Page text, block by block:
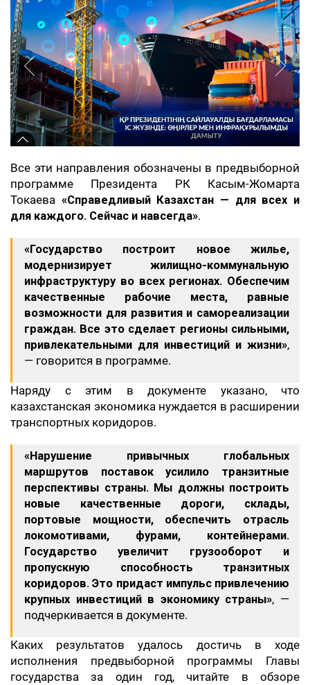
Все эти направления обозначены в предвыборной
программе Президента РК Касым-Жомарта
Токаева «Справедливый Казахстан — для всех и
для каждого. Сейчас и навсегда».
«Государство построит новое жилье,
модернизирует жилищно-коммунальную
инфраструктуру во всех регионах. Обеспечим
качественные рабочие места, равные
возможности для развития и самореализации
граждан. Все это сделает регионы сильными,
привлекательными для инвестиций и жизни»,
— говорится в программе.
Наряду с этим в документе указано, что
казахстанская экономика нуждается в расширении
транспортных коридоров.
«Нарушение привычных глобальных
маршрутов поставок усилило транзитные
перспективы страны. Мы должны построить
новые качественные дороги, склады,
портовые мощности, обеспечить отрасль
локомотивами, фурами, контейнерами.
Государство увеличит грузооборот и
пропускную способность транзитных
коридоров. Это придаст импульс привлечению
крупных инвестиций в экономику страны», —
подчеркивается в документе.
Каких результатов удалось достичь в ходе
исполнения предвыборной программы Главы
государства за один год, читайте в обзоре